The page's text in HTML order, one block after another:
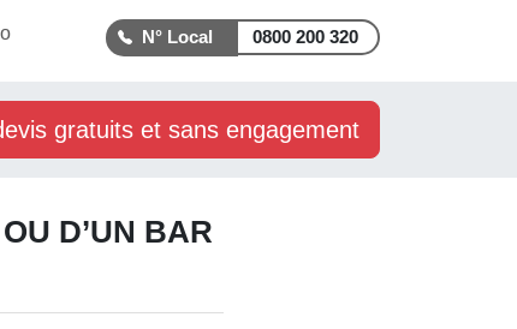
0800 200 320
gratuits et sans engagement
D’UN BAR